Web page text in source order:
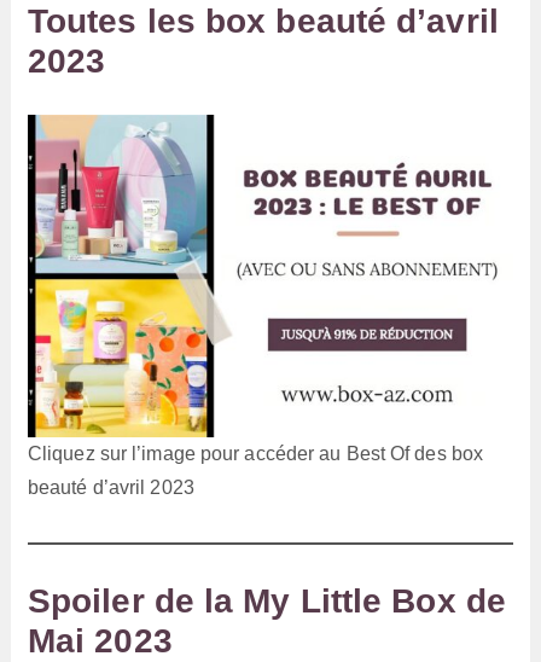
Toutes les box beauté d’avril
2023
Cliquez sur l’image pour accéder au Best Of des box
beauté d’avril 2023
Spoiler de la My Little Box de
Mai 2023